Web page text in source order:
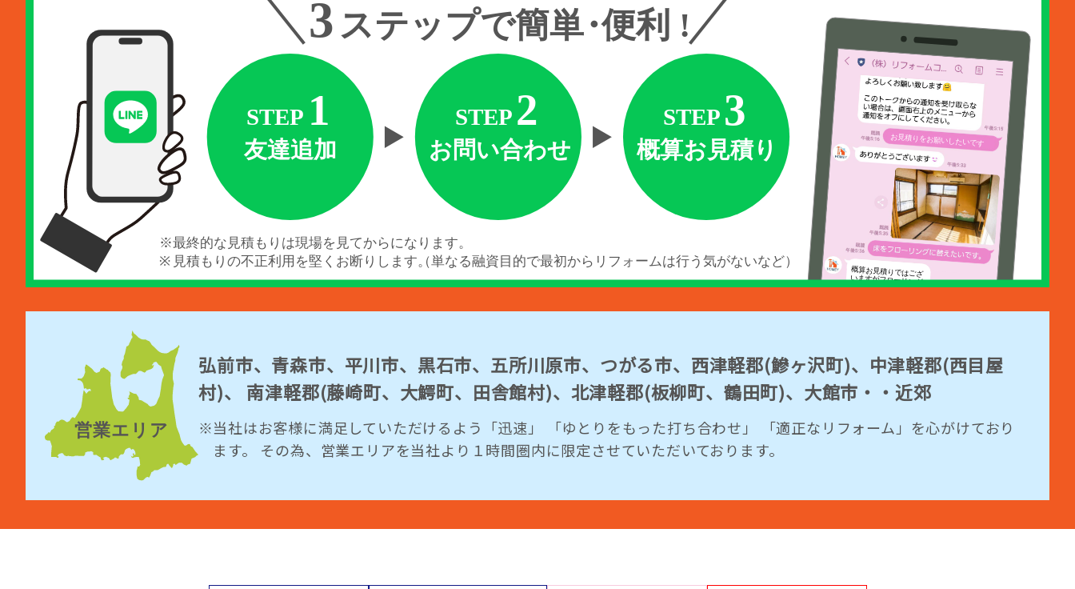
弘前市、青森市、平川市、黒石市、五所川原市、つがる市、西津軽郡(鰺ヶ沢町)、中津軽郡(西目屋
村)、 南津軽郡(藤崎町、大鰐町、田舎館村)、北津軽郡(板柳町、鶴田町)、大館市・・近郊
当社はお客様に満足していただけるよう「迅速」 「ゆとりをもった打ち合わせ」 「適正なリフォーム」を心がけており
ます。 その為、営業エリアを当社より１時間圏内に限定させていただいております。